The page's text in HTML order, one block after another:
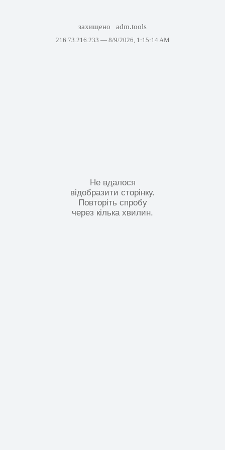
захищено adm.tools
216.73.216.233 — 8/9/2026, 1:15:14 AM
Не вдалося
відобразити сторінку.
Повторіть спробу
через кілька хвилин.